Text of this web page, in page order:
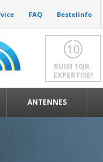
FAQ Bestelinfo
RUIM 10JR.
EXPERTISE!
ANTENNES